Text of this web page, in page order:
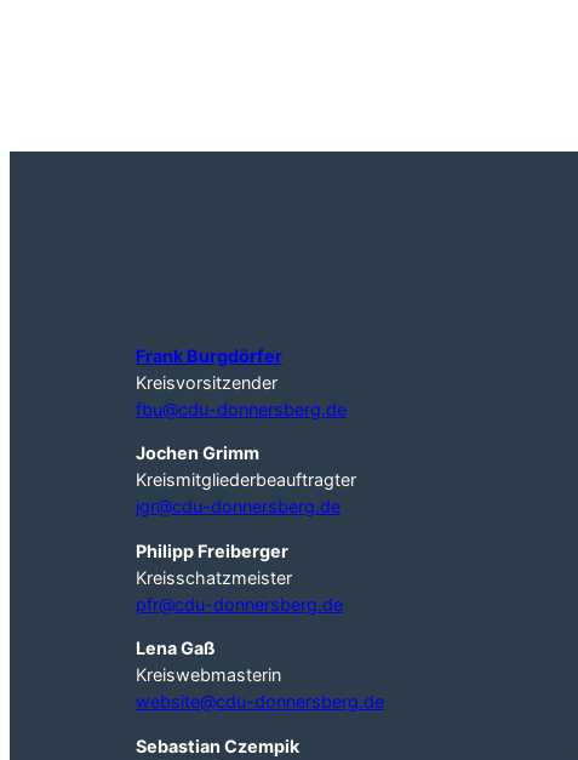
Frank Burgdörfer
Kreisvorsitzender
fbu@cdu-donnersberg.de
Jochen Grimm
Kreismitgliederbeauftragter
jgr@cdu-donnersberg.de
Philipp Freiberger
Kreisschatzmeister
pfr@cdu-donnersberg.de
Lena Gaß
Kreiswebmasterin
website@cdu-donnersberg.de
Sebastian Czempik